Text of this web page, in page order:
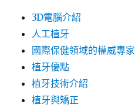
3D電腦介紹
人工植牙
國際保健領域的權威專家
植牙優點
植牙技術介紹
植牙與矯正